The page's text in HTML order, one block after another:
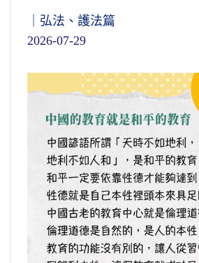
｜弘法、護法篇
2026-07-29